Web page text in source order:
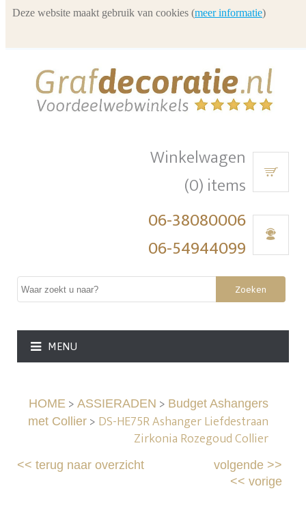
Winkelwagen
(0) items
06-38080006
06-54944099
Zoeken
MENU
HOME> ASSIERADEN > Budget Ashangers
met Collier> DS-HE75R Ashanger Liefdestraan
Zirkonia Rozegoud Collier
<<terug naar overzicht volgende>>
<< vorige
Deze website maakt gebruik van cookies (meer informatie)